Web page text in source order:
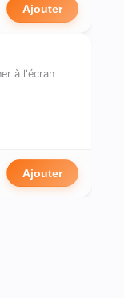
Ajouter
à l'écran
Ajouter